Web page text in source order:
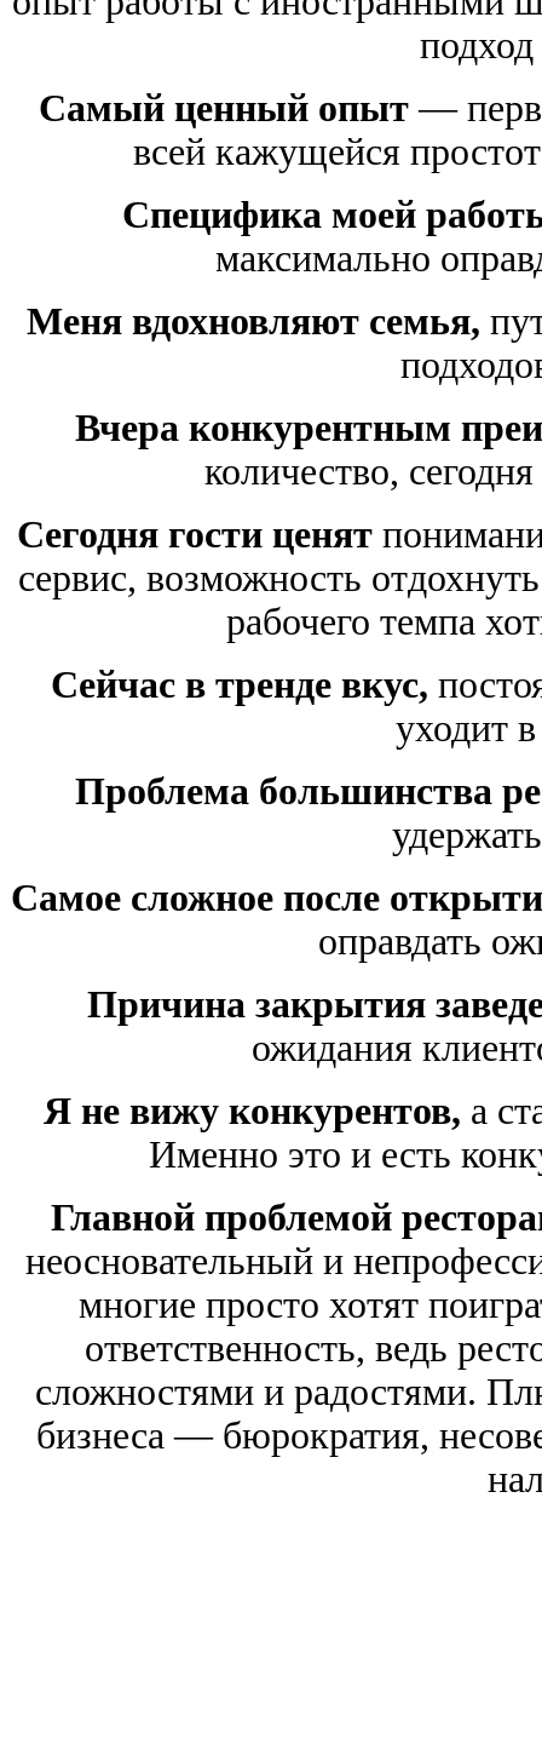
Самый ценный опыт —
всей кажущейся
Специфика моей
максимально
Меня вдохновляют семья,
Вчера конкурентным
количество,
Сегодня гости ценят
сервис, возможность
рабочего темпа
Сейчас в тренде вкус,
уходит
Проблема большинства
Самое сложное после
оправдать
Причина закрытия
ожидания
Я не вижу конкурентов, а
Именно это и есть
Главной проблемой
неосновательный и
многие просто хотят
ответственность, ведь
сложностями и радостями.
бизнеса — бюрократия,